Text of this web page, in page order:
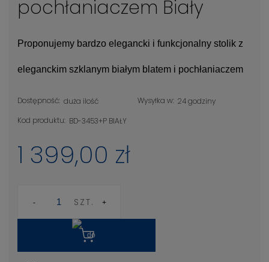
pochłaniaczem Biały
Proponujemy bardzo elegancki i funkcjonalny stolik z
eleganckim szklanym białym blatem i pochłaniaczem
Dostępność: duża ilość Wysyłka w: 24 godziny
Kod produktu: BD-3453+P BIAŁY
1 399,00 zł
SZT.